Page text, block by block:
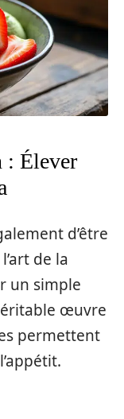
: Élever
d’être
de la
un simple
œuvre
permettent